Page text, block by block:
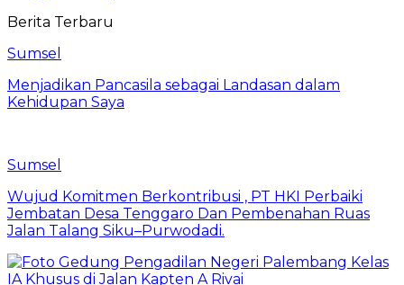
Berita Terbaru
Sumsel
Menjadikan Pancasila sebagai Landasan dalam
Kehidupan Saya
Sumsel
Wujud Komitmen Berkontribusi , PT HKI Perbaiki
Jembatan Desa Tenggaro Dan Pembenahan Ruas
Jalan Talang Siku–Purwodadi.